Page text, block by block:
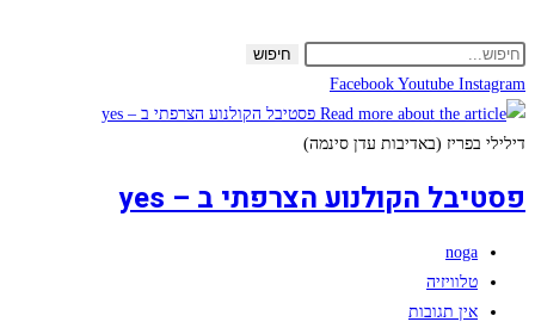
to
content
חיפוש
Facebook Youtube Instagram
דילילי בפריז (באדיבות עדן סינמה)
פסטיבל הקולנוע הצרפתי ב – yes
מחבר:
noga
קטגוריה:
טלוויזיה
תגובות:
אין תגובות